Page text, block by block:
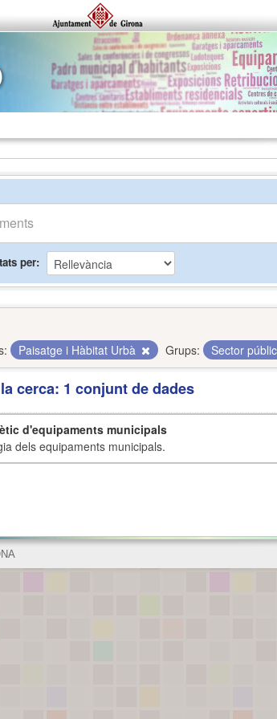
per
Paisatge i Hàbitat Urbà Grups: Sector
cerca: 1 conjunt de dades
d'equipaments municipals
dels equipaments municipals.